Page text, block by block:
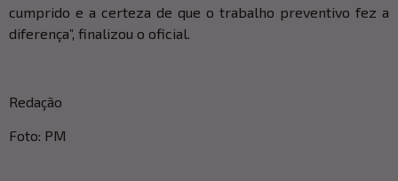
cumprido e a certeza de que o trabalho preventivo fez a
diferença”, finalizou o oficial.
Redação
Foto: PM